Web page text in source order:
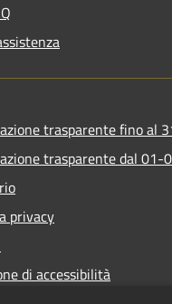
trasparente fino al
trasparente dal 01-
privacy
di accessibilità